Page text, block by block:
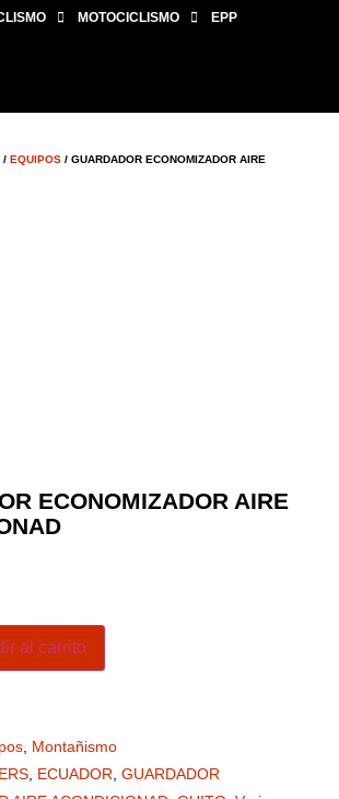
MOTOCICLISMO EPP
/ EQUIPOS / GUARDADOR ECONOMIZADOR AIRE
ECONOMIZADOR AIRE
al carrito
Montañismo
ECUADOR GUARDADOR